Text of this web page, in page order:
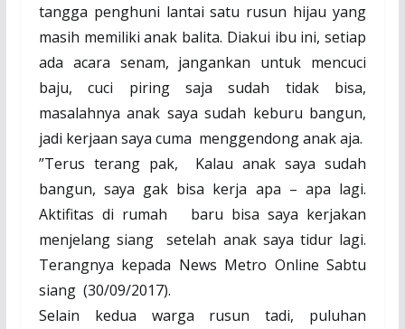
tangga penghuni lantai satu rusun hijau yang
masih memiliki anak balita. Diakui ibu ini, setiap
ada acara senam, jangankan untuk mencuci
baju, cuci piring saja sudah tidak bisa,
masalahnya anak saya sudah keburu bangun,
jadi kerjaan saya cuma menggendong anak aja.
”Terus terang pak,
Kalau anak saya sudah
bangun, saya gak bisa kerja apa – apa lagi.
Aktifitas di rumah
baru bisa saya kerjakan
menjelang siang
setelah anak saya tidur lagi.
Terangnya kepada News Metro Online Sabtu
siang (30/09/2017).
Selain kedua warga rusun tadi, puluhan